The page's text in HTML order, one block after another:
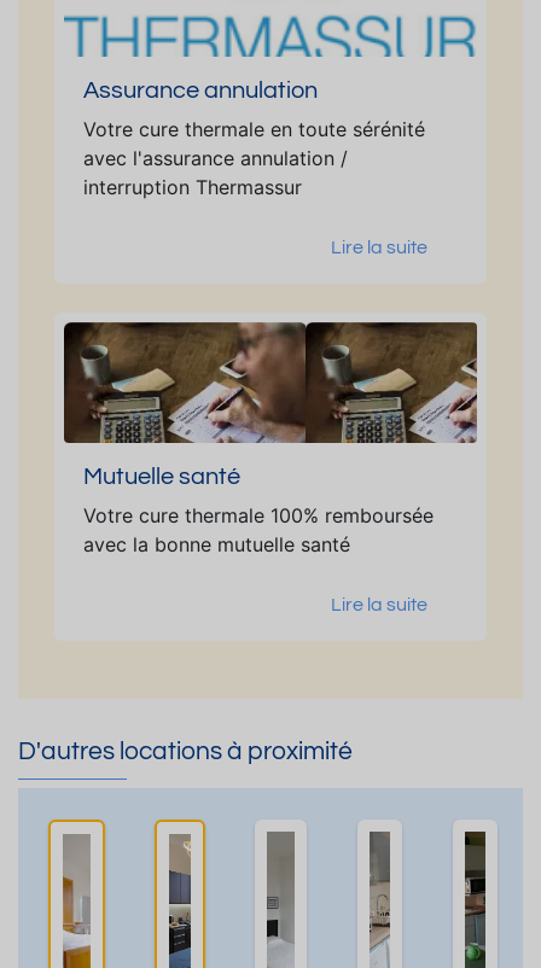
Assurance annulation
Votre cure thermale en toute sérénité
avec l'assurance annulation /
interruption Thermassur
Lire la suite
Mutuelle santé
Votre cure thermale 100% remboursée
avec la bonne mutuelle santé
Lire la suite
D'autres locations à proximité